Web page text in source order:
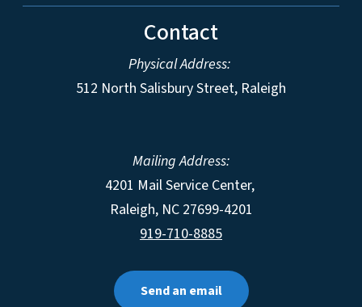
Contact
Physical Address:
512 North Salisbury Street, Raleigh
Mailing Address:
4201 Mail Service Center,
Raleigh, NC 27699-4201
919-710-8885
Send an email